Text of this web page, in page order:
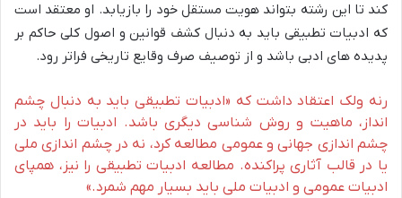
کند تا این رشته بتواند هویت مستقل خود را بازیابد. او معتقد است
که ادبیات تطبیقی باید به دنبال کشف قوانین و اصول کلی حاکم بر
پدیده های ادبی باشد و از توصیف صرف وقایع تاریخی فراتر رود.
رنه ولک اعتقاد داشت که «ادبیات تطبیقی باید به دنبال چشم
انداز، ماهیت و روش شناسی دیگری باشد. ادبیات را باید در
چشم اندازی جهانی و عمومی مطالعه کرد، نه در چشم اندازی ملی
یا در قالب آثاری پراکنده. مطالعه ادبیات تطبیقی را نیز، همپای
ادبیات عمومی و ادبیات ملی باید بسیار مهم شمرد.»